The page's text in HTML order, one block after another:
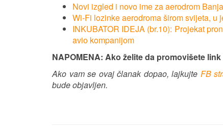
Novi izgled i novo ime za aerodrom
Wi-Fi lozinke aerodroma širom svijeta, u
INKUBATOR IDEJA (br.10): Projekat
avio kompanijom
NAPOMENA: Ako želite da promovišete
Ako vam se ovaj članak dopao, lajkujte FB
bude objavljen.